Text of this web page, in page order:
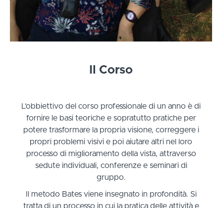
Il Corso
L’obbiettivo del corso professionale di un anno è di
fornire le basi teoriche e sopratutto pratiche per
potere trasformare la propria visione, correggere i
propri problemi visivi e poi aiutare altri nel loro
processo di miglioramento della vista, attraverso
sedute individuali, conferenze e seminari di
gruppo.
Il metodo Bates viene insegnato in profondità. Si
tratta di un processo in cui la pratica delle attività e